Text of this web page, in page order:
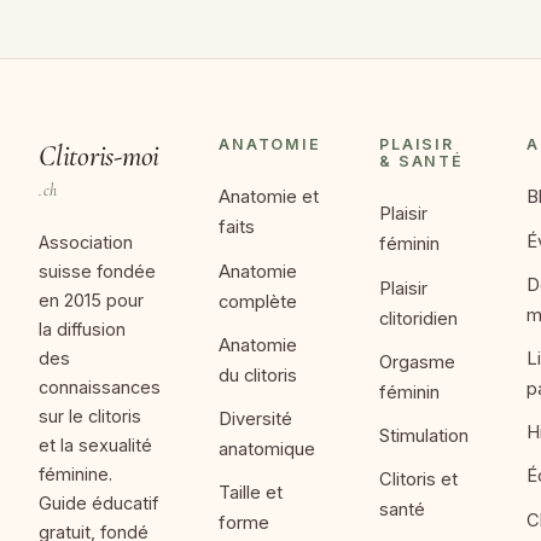
000 dans le gland), la qualité de la stimulation
terminaisons nerveuses qu'un grand clitoris :
elles sont simplement plus concentrées.
Clitoris-moi
.ch
Association
suisse fondée
en 2015 pour
la diffusion
des
connaissances
sur le clitoris
et la sexualité
féminine.
Guide éducatif
gratuit, fondé
ANATOMIE
Anatomie et
faits
Anatomie
complète
Anatomie
du clitoris
Diversité
anatomique
Taille et
forme
PLAISIR
& SANTÉ
Plaisir
féminin
Plaisir
clitoridien
Orgasme
féminin
Stimulation
Clitoris et
santé